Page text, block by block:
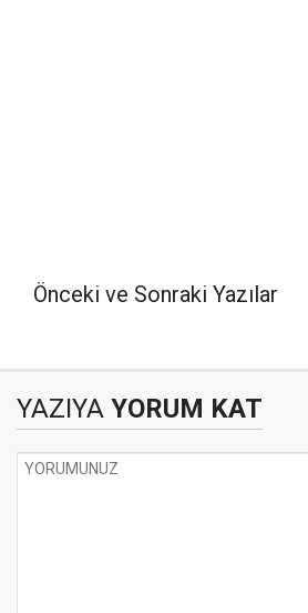
Önceki ve Sonraki Yazılar
YAZIYA YORUM KAT